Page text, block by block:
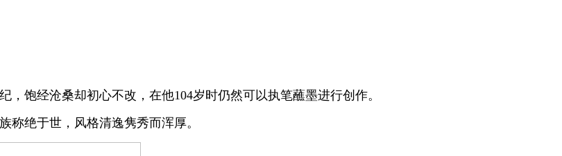
饱经沧桑却初心不改，在他104岁时仍然可以执笔蘸墨进行创作。
称绝于世，风格清逸隽秀而浑厚。